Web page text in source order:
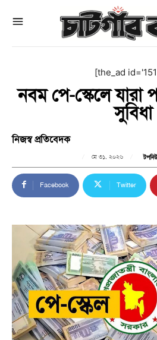
[the_ad
নবম পে-স্কেলে যারা
সুবিধা
নিজস্ব প্রতিবেদক
মে ৩১, ২০২৬
Facebook Twitter